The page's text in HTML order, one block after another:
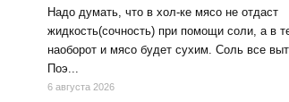
Надо думать, что в хол-ке мясо не отдаст
жидкость(сочность) при помощи соли, а в
наоборот и мясо будет сухим. Соль все
Поэ...
6 августа 2026